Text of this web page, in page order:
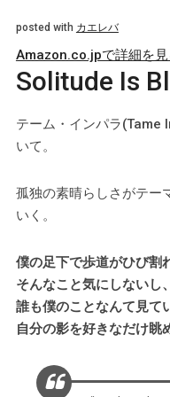
posted with カエレバ
Amazon.co.jpで詳細を見
Solitude Is
テーム・インパラ
いて。
孤独の素晴らしさがテー
いく。
僕の足下で歩道がひび割
そんなこと気にしないし
誰も僕のことなんて見て
自分の影を好きなだけ眺